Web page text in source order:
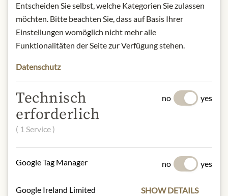
Contact: Julius Meinl am Graben
GmbH, Graben 19, 1010 Vienna,
Austria
* Wir bitten um Verständnis, dass das
Produktdesign von der Abbildung
abweichen kann.
rooibos, orange peel, orange blossom,
rose petals
Entscheiden Sie selbst, welche Kategorien Sie zulassen
möchten. Bitte beachten Sie, dass auf Basis Ihrer
Einstellungen womöglich nicht mehr alle
Funktionalitäten der Seite zur Verfügung stehen.
Datenschutz
Technisch
erforderlich
( 1 Service )
no yes
Google Tag Manager no yes
Google Ireland Limited SHOW DETAILS